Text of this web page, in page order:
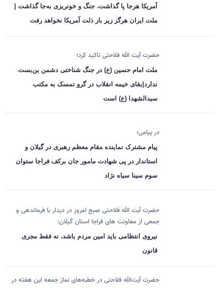
آمریکا هرجا پا گذاشت، جنگ و خونریزی به‌جا گذاشت |
ملت ایران هرگز زیر بار ذلت آمریکا نخواهد رفت
حضرت آیت الله فلاحتی تاکید کرد؛
ملت امام حسین (ع) در جنگ شناختی دشمن بن‌بست
ندارد|بقای خیمه انقلاب در گرو تمسک به مکتب
سیدالشهدا (ع) است
در پیامی؛
پیام مشترک نماینده مقام معظم رهبری در گیلان و
استاندار در پی شهادت مامور جان برکف فراجا ستوان
سوم سینا سیاه نژاد
حضرت آیت الله فلاحتی صبح امروز در دیدار با فرماندهی و
جمعی از معاونت های فراجا استان گیلان:
نیروی انتظامی باید امین مردم باشد، نه فقط مجری
قانون
حضرت آیت‌الله فلاحتی در خطبه‌های نماز جمعه این هفته در